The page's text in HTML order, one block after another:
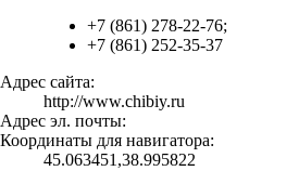
+7 (861) 278-22-76;
+7 (861) 252-35-37
Адрес сайта:
http://www.chibiy.ru
Адрес эл. почты:
Координаты для навигатора:
45.063451,38.995822